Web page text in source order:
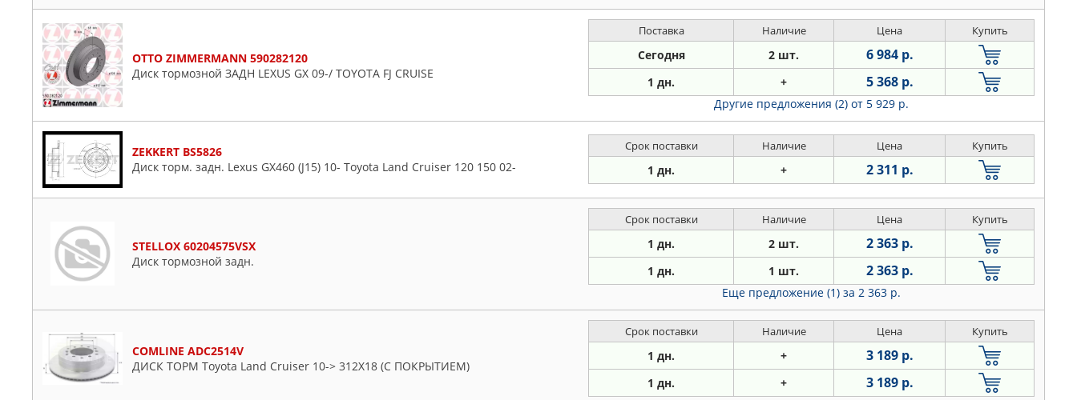
OTTO ZIMMERMANN 590282120
Диск тормозной ЗАДН LEXUS GX 09-/ TOYOTA FJ CRUISE
Поставка Наличие Цена Купить
Сегодня 2 шт. 6 984 р.
1 дн. + 5 368 р.
Другие предложения (2) от 5 929 р.
ZEKKERT BS5826
Диск торм. задн. Lexus GX460 (J15) 10- Toyota Land Cruiser 120 150 02-
Срок поставки Наличие Цена Купить
1 дн. + 2 311 р.
STELLOX 60204575VSX
Диск тормозной задн.
Срок поставки Наличие Цена Купить
1 дн. 2 шт. 2 363 р.
1 дн. 1 шт. 2 363 р.
Еще предложение (1) за 2 363 р.
COMLINE ADC2514V
ДИСК ТОРМ Toyota Land Cruiser 10-> 312Х18 (С ПОКРЫТИЕМ)
Срок поставки Наличие Цена Купить
1 дн. + 3 189 р.
1 дн. + 3 189 р.